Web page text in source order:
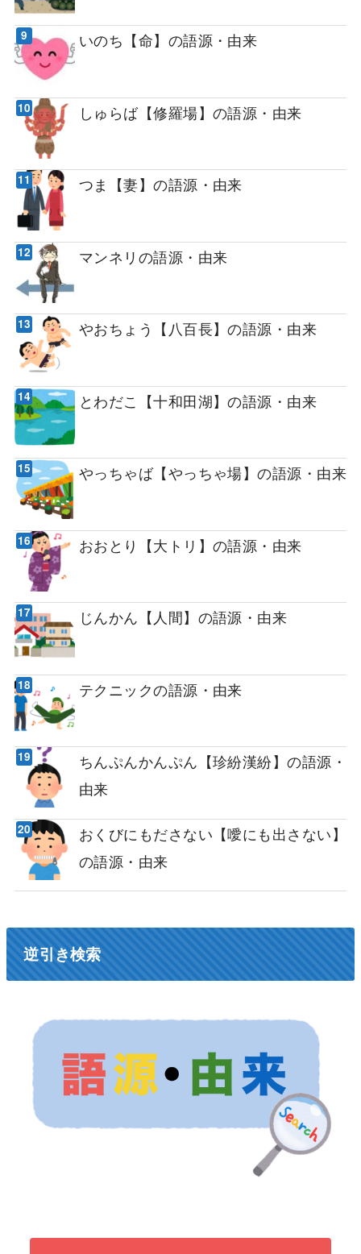
いのち【命】の語源・由来
しゅらば【修羅場】の語源・由来
つま【妻】の語源・由来
マンネリの語源・由来
やおちょう【八百長】の語源・由来
とわだこ【十和田湖】の語源・由来
やっちゃば【やっちゃ場】の語源・由来
おおとり【大トリ】の語源・由来
じんかん【人間】の語源・由来
テクニックの語源・由来
ちんぷんかんぷん【珍紛漢紛】の語源・
由来
おくびにもださない【噯にも出さない】
の語源・由来
逆引き検索